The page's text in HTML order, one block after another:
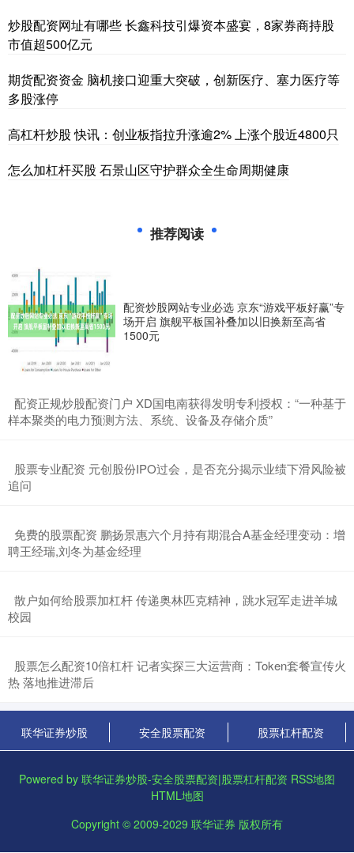
炒股配资网址有哪些 长鑫科技引爆资本盛宴，8家券商持股
市值超500亿元
期货配资资金 脑机接口迎重大突破，创新医疗、塞力医疗等
多股涨停
高杠杆炒股 快讯：创业板指拉升涨逾2% 上涨个股近4800只
怎么加杠杆买股 石景山区守护群众全生命周期健康
推荐阅读
配资炒股网站专业必选 京东“游戏平板好赢”专
场开启 旗舰平板国补叠加以旧换新至高省
1500元
​配资正规炒股配资门户 XD国电南获得发明专利授权：“一种基于
样本聚类的电力预测方法、系统、设备及存储介质”
​股票专业配资 元创股份IPO过会，是否充分揭示业绩下滑风险被
追问
​免费的股票配资 鹏扬景惠六个月持有期混合A基金经理变动：增
聘王经瑞,刘冬为基金经理
​散户如何给股票加杠杆 传递奥林匹克精神，跳水冠军走进羊城
校园
​股票怎么配资10倍杠杆 记者实探三大运营商：Token套餐宣传火
热 落地推进滞后
联华证券炒股 安全股票配资 股票杠杆配资
Powered by 联华证券炒股-安全股票配资|股票杠杆配资 RSS地图
HTML地图
Copyright © 2009-2029 联华证券 版权所有